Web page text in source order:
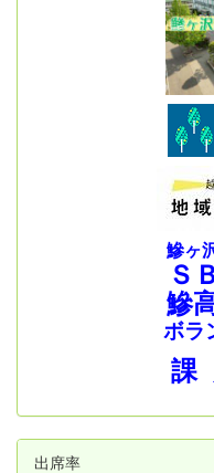
鰺ヶ
Ｓ
鰺
ボラ
課
出席率